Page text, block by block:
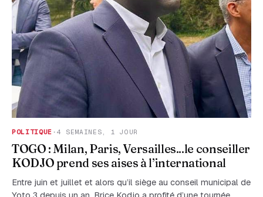
POLITIQUE · 4 SEMAINES, 1 JOUR
TOGO : Milan, Paris, Versailles...le conseiller
KODJO prend ses aises à l’international
Entre juin et juillet et alors qu’il siège au conseil municipal de